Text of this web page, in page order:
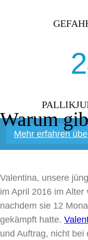
Mehr erfahren
Warum
Valentina, unsere
im April 2016 im Alter
nachdem sie 12
gekämpft hatte.
und Auftrag, nicht bei